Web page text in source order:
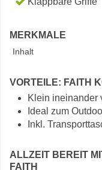
MERKMALE
Inhalt
VORTEILE: FAITH
Klein ineinander
Ideal zum
Inkl.
ALLZEIT BEREIT
FAITH